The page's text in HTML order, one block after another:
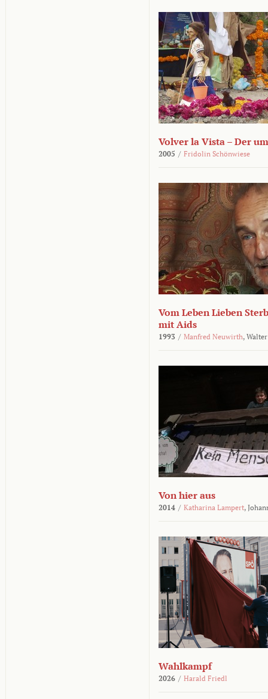
Volver la Vista – Der
2005 / Fridolin Schönwiese
Vom Leben Lieben
mit Aids
1993 / Manfred Neuwirth,
Von hier aus
2014 / Katharina Lampert,
Wahlkampf
2026 / Harald Friedl